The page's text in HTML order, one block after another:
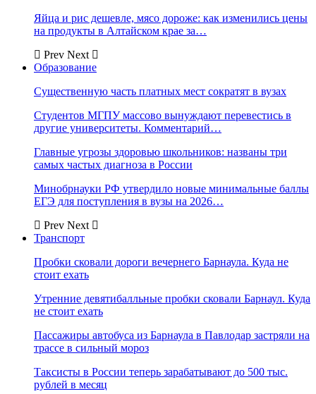
Яйца и рис дешевле, мясо дороже: как изменились цены
на продукты в Алтайском крае за…
Prev Next
Образование
Существенную часть платных мест сократят в вузах
Студентов МГПУ массово вынуждают перевестись в
другие университеты. Комментарий…
Главные угрозы здоровью школьников: названы три
самых частых диагноза в России
Минобрнауки РФ утвердило новые минимальные баллы
ЕГЭ для поступления в вузы на 2026…
Prev Next
Транспорт
Пробки сковали дороги вечернего Барнаула. Куда не
стоит ехать
Утренние девятибалльные пробки сковали Барнаул. Куда
не стоит ехать
Пассажиры автобуса из Барнаула в Павлодар застряли на
трассе в сильный мороз
Таксисты в России теперь зарабатывают до 500 тыс.
рублей в месяц